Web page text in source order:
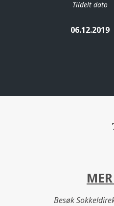
Tildelt dato
06.12.2019
Besøk